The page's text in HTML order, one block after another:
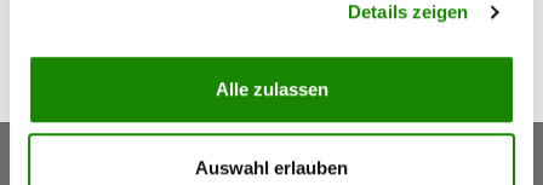
Details zeigen
Alle zulassen
Auswahl erlauben
Keine Aktionen, Angebote & Informationen mehr